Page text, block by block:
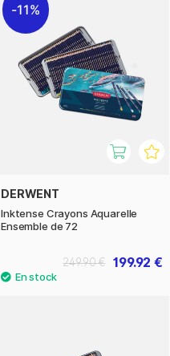
11%
DERWENT
Inktense Crayons Aquarelle
Ensemble de 72
199.92 €
249.90 €